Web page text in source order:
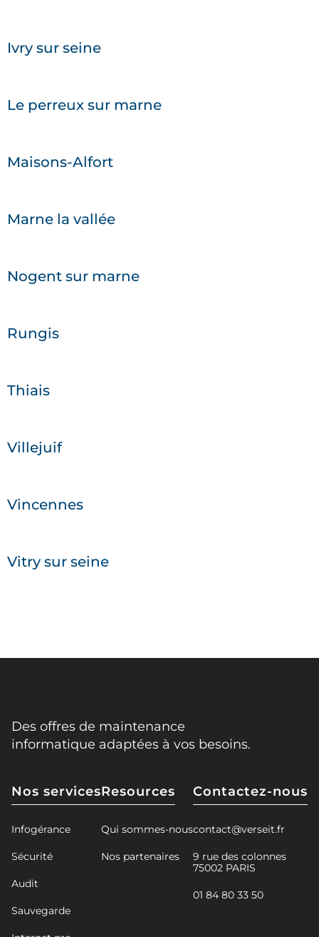
Ivry sur seine
Le perreux sur marne
Maisons-Alfort
Marne la vallée
Nogent sur marne
Rungis
Thiais
Villejuif
Vincennes
Vitry sur seine
Des offres de maintenance
informatique adaptées à vos besoins.
Nos services
Infogérance
Sécurité
Audit
Sauvegarde
Resources
Qui sommes-nous
Nos partenaires
Contactez-nous
contact@verseit.fr
9 rue des colonnes
75002 PARIS
01 84 80 33 50